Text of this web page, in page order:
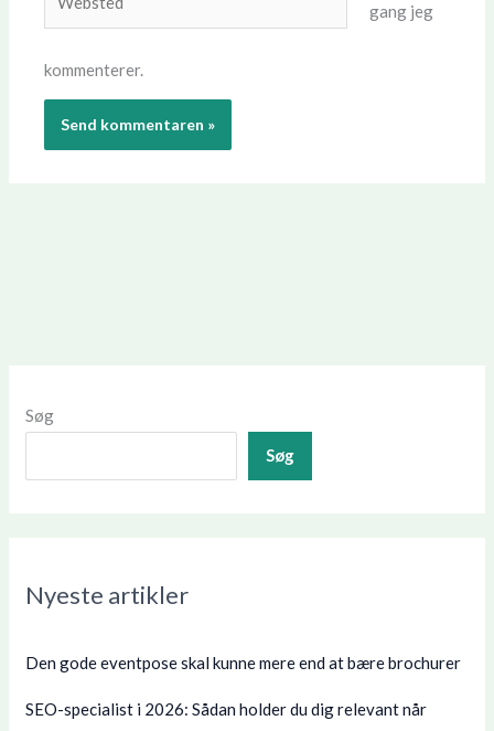
gang jeg
kommenterer.
Søg
Søg
Nyeste artikler
Den gode eventpose skal kunne mere end at bære brochurer
SEO-specialist i 2026: Sådan holder du dig relevant når